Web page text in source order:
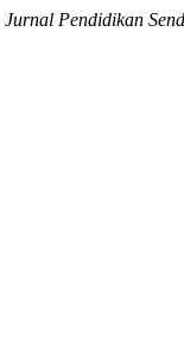
Jurnal Pendidikan